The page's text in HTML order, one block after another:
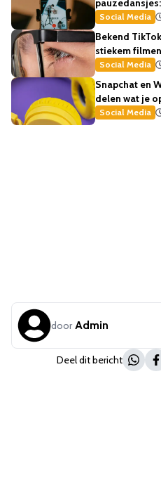
Social Media
Bekend
stiekem
Social Media
Snapchat en
delen wat je
Social Media
door Admin
Deel dit bericht